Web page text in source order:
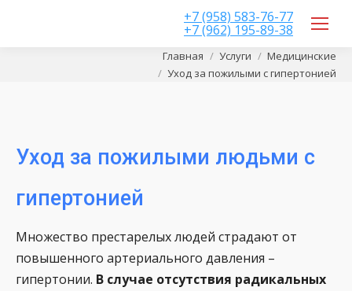
+7 (958) 583-76-77
+7 (962) 195-89-38
Главная Услуги
Медицинские
Уход за пожилыми с гипертонией
Уход за пожилыми людьми с
гипертонией
Множество престарелых людей страдают от
повышенного артериального давления –
гипертонии. В случае отсутствия радикальных